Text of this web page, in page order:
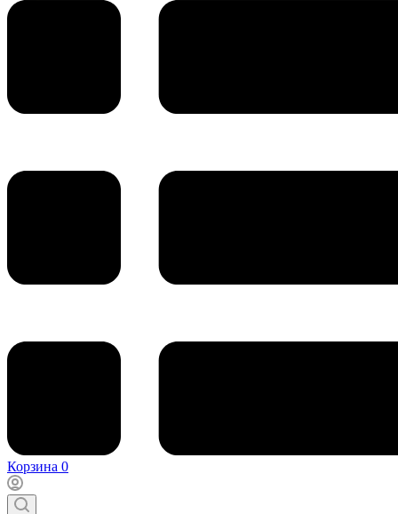
Корзина 0